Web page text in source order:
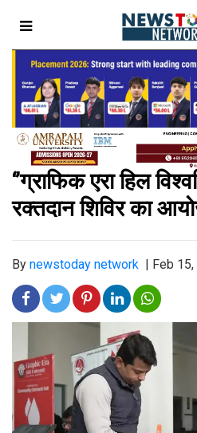
‘’ग्राफिक एरा हिल
रक्तदान शिविर का
By newstoday network Feb